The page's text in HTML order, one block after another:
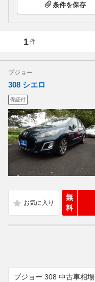
条件を保存
1件
プジョー
308 シエロ
保証付
無
料
プジョー 308 中古車相場